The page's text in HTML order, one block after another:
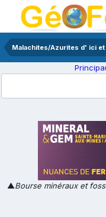
Malachites/Azurites d' ici
▲Bourse minéraux et